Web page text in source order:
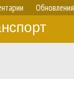
Обновления